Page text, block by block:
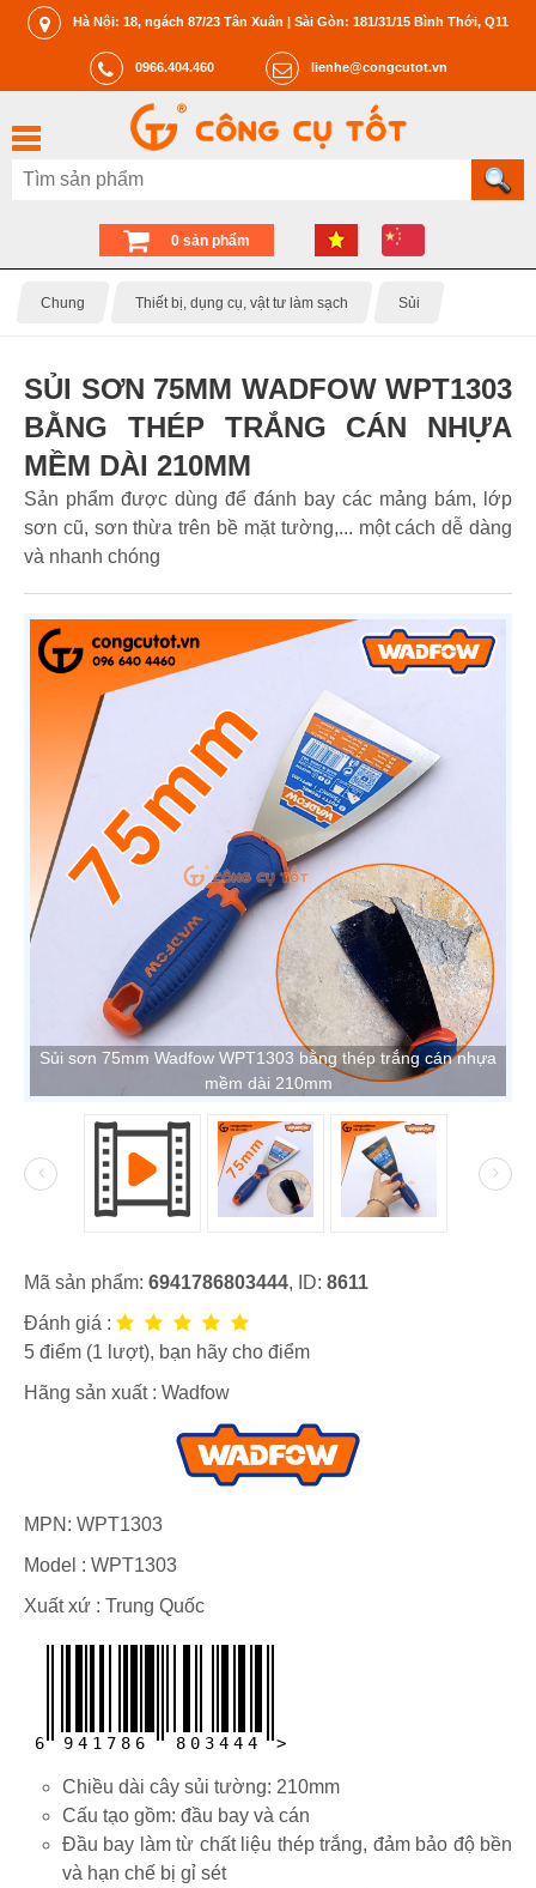
Hà Nội: 18, ngách 87/23 Tân Xuân | Sài Gòn: 181/31/15 Bình Thới, Q11
0966.404.460 lienhe@congcutot.vn
0 sản phẩm
Chung Thiết bị, dụng cụ, vật tư làm sạch Sủi
SỦI SƠN 75MM WADFOW WPT1303
BẰNG THÉP TRẮNG CÁN NHỰA
MỀM DÀI 210MM
Sản phẩm được dùng để đánh bay các mảng bám, lớp
sơn cũ, sơn thừa trên bề mặt tường,... một cách dễ dàng
và nhanh chóng
Sủi sơn 75mm Wadfow WPT1303 bằng thép trắng cán nhựa
mềm dài 210mm
Mã sản phẩm: 6941786803444, ID: 8611
Đánh giá :
5 điểm (1 lượt), bạn hãy cho điểm
Hãng sản xuất : Wadfow
MPN: WPT1303
Model : WPT1303
Xuất xứ : Trung Quốc
6 9 4 1 7 8 6 8 0 3 4 4 4 >
Chiều dài cây sủi tường: 210mm
Cấu tạo gồm: đầu bay và cán
Đầu bay làm từ chất liệu thép trắng, đảm bảo độ bền
và hạn chế bị gỉ sét